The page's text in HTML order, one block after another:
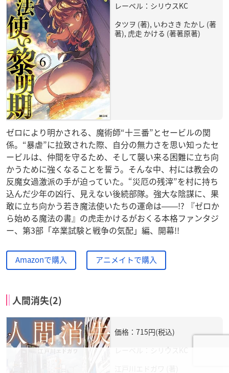
レーベル：シリウスKC
タツヲ (著), いわさき たかし (著
著), 虎走 かける (著著原著)
ゼロにより明かされる、魔術師“十三番”とセービルの関
係。“暴虐”に拉致された際、自分の無力さを思い知ったセ
ービルは、仲間を守るため、そして襲い来る困難に立ち向
かうために強くなることを誓う。そんな中、村には教会の
反魔女過激派の手が迫っていた。“災厄の残滓”を村に持ち
込んだ少年の凶行、見えない後続部隊。強大な陰謀に、果
敢に立ち向かう若き魔法使いたちの運命は――!? 『ゼロか
ら始める魔法の書』の虎走かけるがおくる本格ファンタジ
ー、第3部「卒業試験と戦争の気配」編、開幕!!
Amazonで購入 アニメイトで購入
人間消失(2)
価格：715円(税込)
レーベル：シリウスKC